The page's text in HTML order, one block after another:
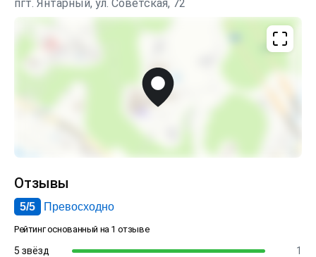
пгт. Янтарный, ул. Советская, 72
Отзывы
5/5 Превосходно
Рейтинг основанный на 1 отзыве
5 звёзд
1